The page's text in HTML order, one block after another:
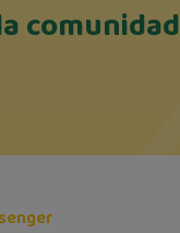
comunidad